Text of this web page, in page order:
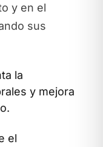
y en el
sus
la
y mejora
el